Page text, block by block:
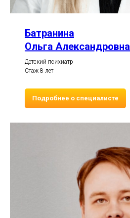
Батранина
Ольга Александровна
Детский психиатр
Стаж 8 лет
Подробнее о специалисте